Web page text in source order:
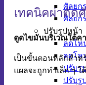
ศัลยก
ศัลยก
ปรับรูปหน้า
ลดโห
ลดโห
ปรับรู
ปรับรู
เทคนิคผ่าตัด
ดูดไขมันบริเวณใต้ค
เป็นขั้นตอนหลักสำห
แผลจะถูกทำเล็ก ๆ